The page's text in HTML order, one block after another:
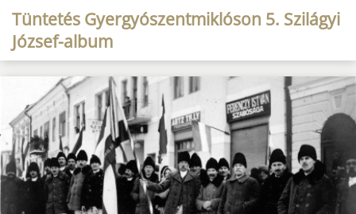
Tüntetés Gyergyószentmiklóson 5. Szilágyi
József-album